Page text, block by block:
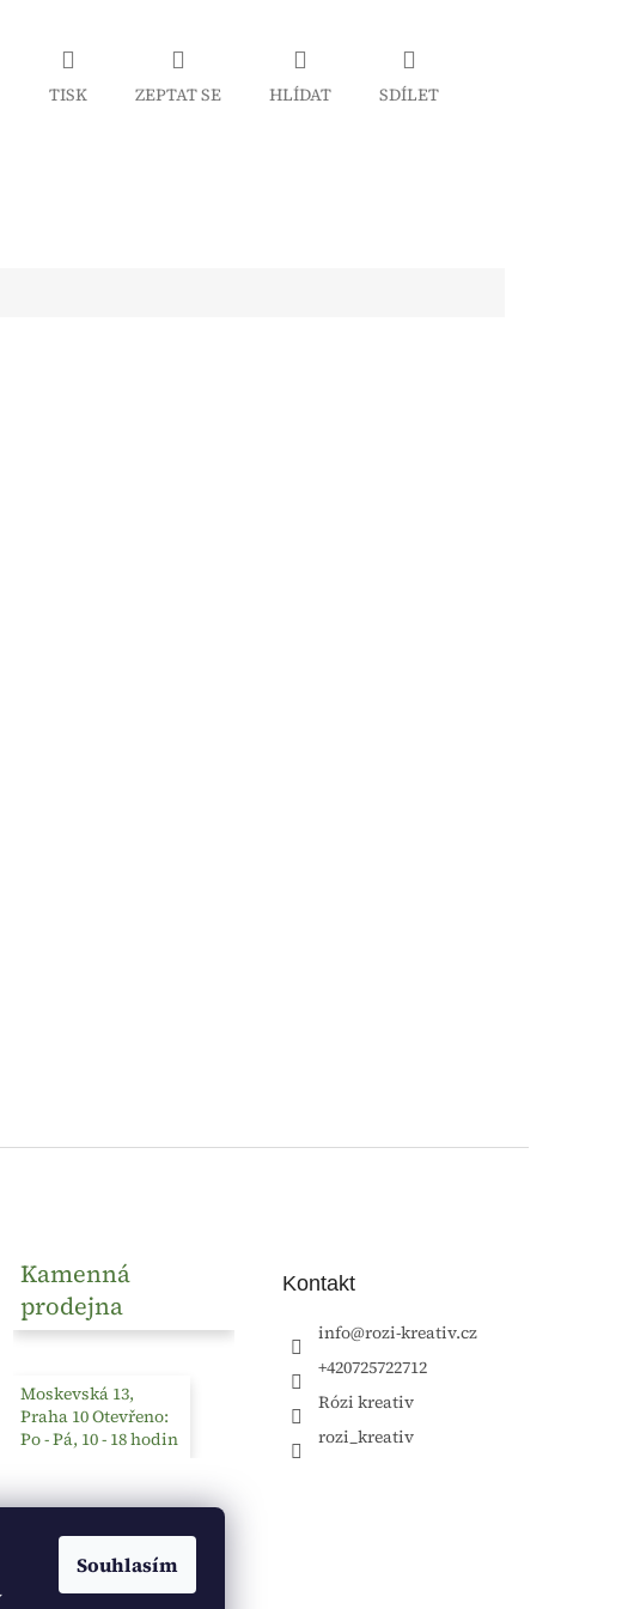
Souhlasím
TISK ZEPTAT SE HLÍDAT SDÍLET
Kamenná
prodejna
Moskevská 13,
Praha 10 Otevřeno:
Po - Pá, 10 - 18 hodin
Kontakt
info@rozi-kreativ.cz
+420725722712
Rózi kreativ
rozi_kreativ